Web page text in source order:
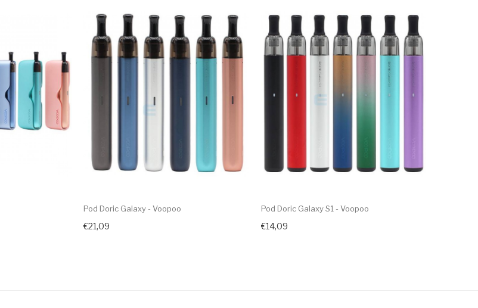
Pod Doric Galaxy - Voopoo
€21,09
Pod Doric Galaxy S1 - Voopoo
€14,09